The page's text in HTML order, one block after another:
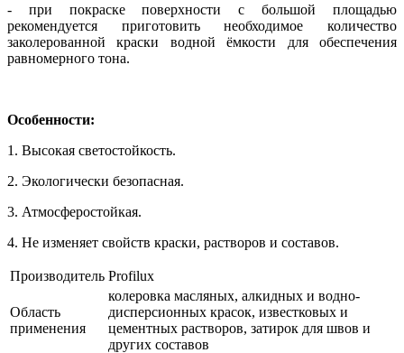
- при покраске поверхности с большой площадью
рекомендуется приготовить необходимое количество
заколерованной краски водной ёмкости для обеспечения
равномерного тона.
Особенности:
1. Высокая светостойкость.
2. Экологически безопасная.
3. Атмосферостойкая.
4. Не изменяет свойств краски, растворов и составов.
Производитель Profilux
Область
применения
колеровка масляных, алкидных и водно-
дисперсионных красок, известковых и
цементных растворов, затирок для швов и
других составов